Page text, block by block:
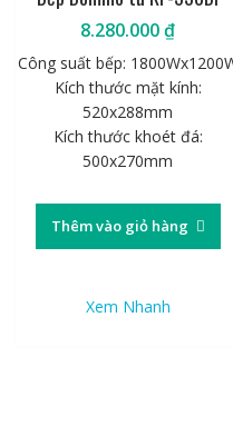
8.280.000₫
Công suất bếp:
Kích thước mặt kính:
520x288mm
Kích thước khoét đá:
500x270mm
Thêm vào giỏ hàng
Xem Nhanh